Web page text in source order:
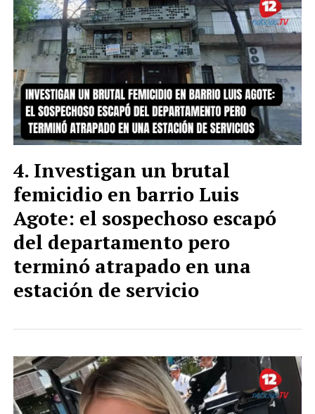
Investigan un brutal
femicidio en barrio Luis
Agote: el sospechoso escapó
del departamento pero
terminó atrapado en una
estación de servicio